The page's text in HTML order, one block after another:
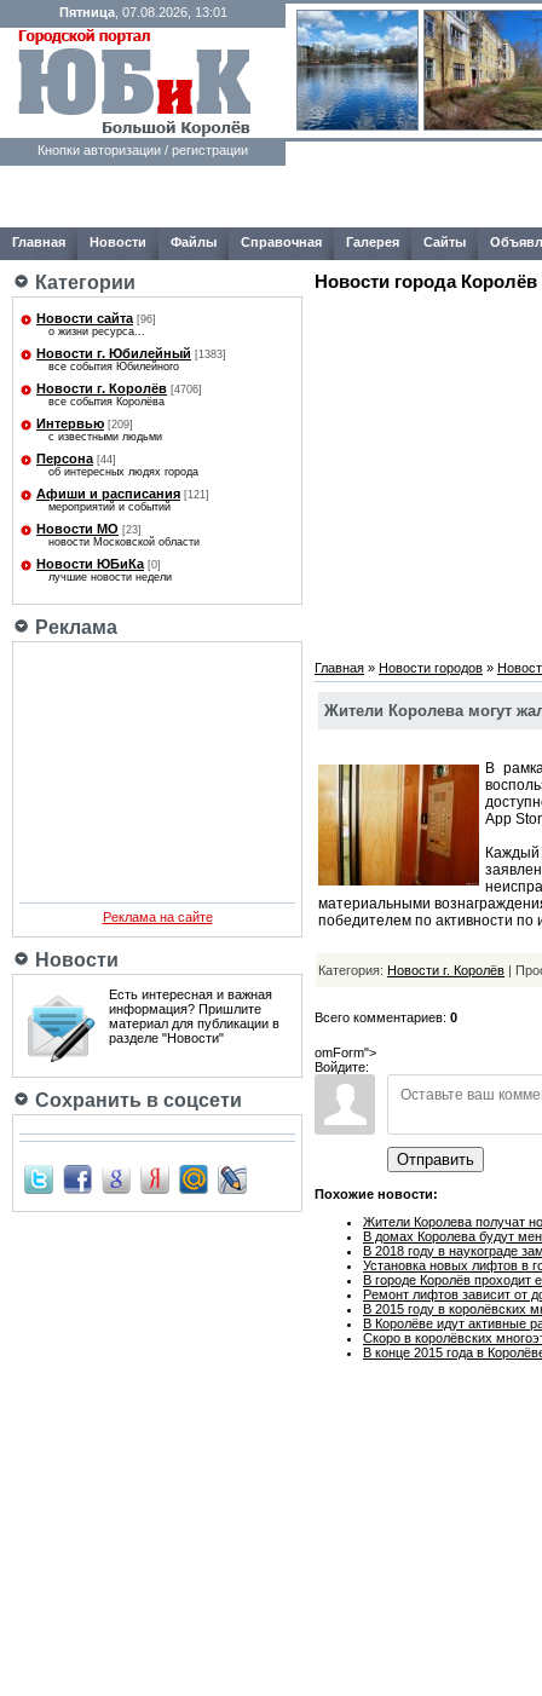
Пятница, 07.08.2026, 13:01
Кнопки авторизации / регистрации
Главная Новости Файлы Справочная Галерея Сайты
Категории
Новости сайта [96]
о жизни ресурса...
Новости г. Юбилейный [1383]
все события Юбилейного
Новости г. Королёв [4706]
все события Королёва
Интервью [209]
с известными людьми
Персона [44]
об интересных людях города
Афиши и расписания [121]
мероприятий и событий
Новости МО [23]
новости Московской области
Новости ЮБиКа [0]
лучшие новости недели
Реклама
Реклама на сайте
Новости
Есть интересная и важная
информация? Пришлите
материал для публикации в
разделе "Новости"
Сохранить в соцсети
Новости города Королёв
Главная » Новости городов »
Жители Королева могут
В
App
Каждый
материальными
победителем по активности по
Категория: Новости г. Королёв |
Всего комментариев: 0
omForm">
Войдите:
Отправить
Похожие новости:
Жители Королева получат
В домах Королева будут
В 2018 году в наукограде
Установка новых лифтов в
В городе Королёв проходит
Ремонт лифтов зависит от
В 2015 году в королёвских
В Королёве идут активные
Скоро в королёвских
В конце 2015 года в